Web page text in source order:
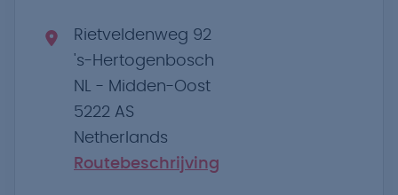
Rietveldenweg 92
's-Hertogenbosch
NL - Midden-Oost
5222 AS
Netherlands
Routebeschrijving